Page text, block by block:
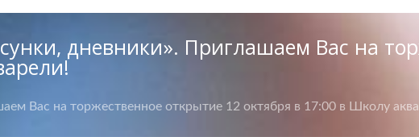
дневники». Приглашаем Вас на
Вас на торжественное открытие 12 октября в 17:00 в Школу